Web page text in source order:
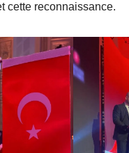
cette reconnaissance.